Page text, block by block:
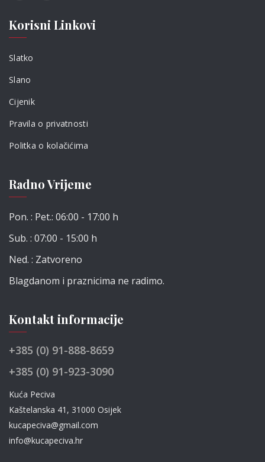
Korisni Linkovi
Slatko
Slano
Cijenik
Pravila o privatnosti
Politka o kolačićima
Radno Vrijeme
Pon. : Pet.: 06:00 - 17:00 h
Sub. : 07:00 - 15:00 h
Ned. : Zatvoreno
Blagdanom i praznicima ne radimo.
Kontakt informacije
+385 (0) 91-888-8659
+385 (0) 91-923-3090
Kuća Peciva
Kaštelanska 41, 31000 Osijek
kucapeciva@gmail.com
info@kucapeciva.hr